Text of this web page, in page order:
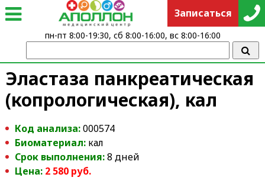
Эластаза панкреатическая
(копрологическая), кал
Код анализа:000574
Биоматериал: кал
Срок выполнения:8 дней
Цена: 2 580руб.
Записаться
пн-пт 8:00-19:30, сб 8:00-16:00, вс 8:00-16:00